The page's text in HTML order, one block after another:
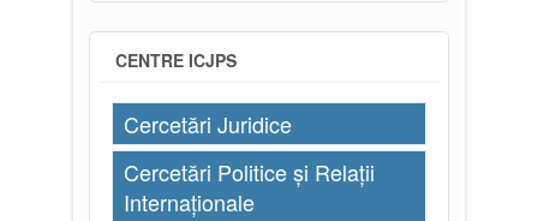
CENTRE ICJPS
Cercetări Juridice
Cercetări Politice și Relații
Internaționale